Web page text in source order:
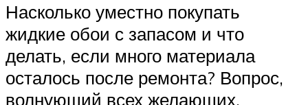
Насколько уместно покупать
жидкие обои с запасом и что
делать, если много материала
осталось после ремонта? Вопрос,
волнующий всех желающих,